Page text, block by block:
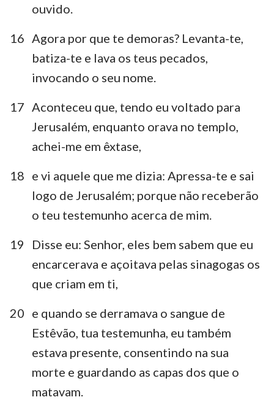
ouvido.
16 Agora por que te demoras? Levanta-te,
batiza-te e lava os teus pecados,
invocando o seu nome.
17 Aconteceu que, tendo eu voltado para
Jerusalém, enquanto orava no templo,
achei-me em êxtase,
18 e vi aquele que me dizia: Apressa-te e sai
logo de Jerusalém; porque não receberão
o teu testemunho acerca de mim.
19
Disse eu: Senhor, eles bem sabem que eu
encarcerava e açoitava pelas sinagogas os
que criam em ti,
20 e quando se derramava o sangue de
Estêvão, tua testemunha, eu também
estava presente, consentindo na sua
morte e guardando as capas dos que o
matavam.